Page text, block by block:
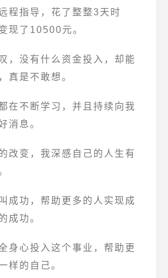
程指导，花了整整3天时
现了10500元。
，没有什么资金投入，却能
真是不敢想。
在不断学习，并且持续向我
消息。
改变，我深感自己的人生有
成功，帮助更多的人实现成
成功。
身心投入这个事业，帮助更
样的自己。